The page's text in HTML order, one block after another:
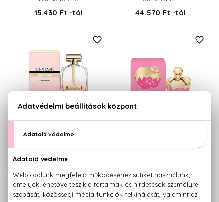
15.430 Ft -tól 44.570 Ft -tól
NINA RICCI
L'Extase Caresse De Roses
NINA RICCI